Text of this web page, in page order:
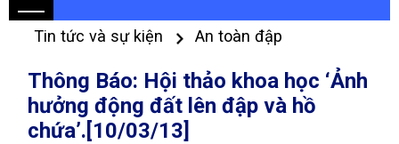
Tin tức và sự kiện An toàn đập
Thông Báo: Hội thảo khoa học ‘Ảnh
hưởng động đất lên đập và hồ
chứa’.[10/03/13]